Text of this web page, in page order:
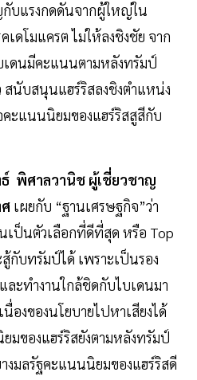
บแรงกดดันจากผู้ใหญ่ใน
ดโมแครต ไม่ให้ลงชิงชัย จาก
ดนมีคะแนนตามหลังทรัมป์
สนับสนุนแฮร์ริสลงชิงตำแหน่ง
ะแนนนิยมของแฮร์ริสสูสีกับ
ธ์ พิศาลวานิช ผู้เชี่ยวชาญ
เผยกับ “ฐานเศรษฐกิจ”ว่า
เป็นตัวเลือกที่ดีที่สุด หรือ Top
บทรัมป์ได้ เพราะเป็นรอง
ะทำงานใกล้ชิดกับไบเดนมา
องของนโยบายไปหาเสียงได้
มของแฮร์ริสยังตามหลังทรัมป์
มลรัฐคะแนนนิยมของแฮร์ริสดี